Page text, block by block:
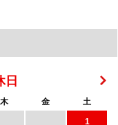
日
木 金
土
1